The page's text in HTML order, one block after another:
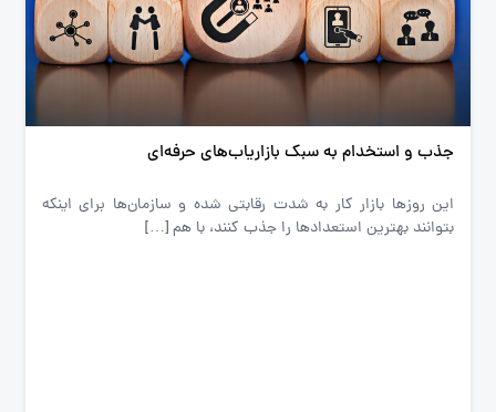
جذب و استخدام به سبک بازاریاب‌های حرفه‌ای
این روزها بازار کار به شدت رقابتی شده و سازمان‌ها برای اینکه
بتوانند بهترین استعدادها را جذب کنند، با هم […]